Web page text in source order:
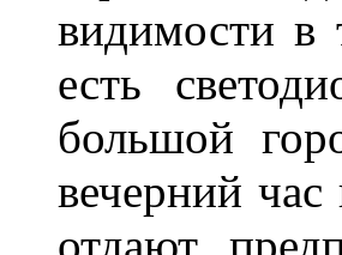
видимости в
есть
большой
вечерний